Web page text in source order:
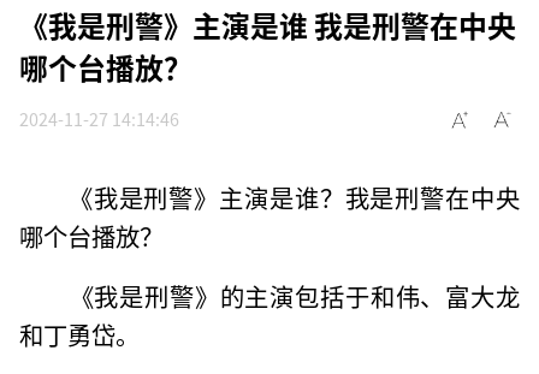
《我是刑警》主演是谁 我是刑警在中央
哪个台播放？
2024-11-27 14:14:46
《我是刑警》主演是谁？我是刑警在中央
哪个台播放？
‌《我是刑警》的主演包括于和伟、富大龙
和丁勇岱。‌